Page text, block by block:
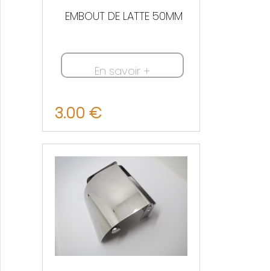
EMBOUT DE LATTE 50MM
En savoir +
3.00 €
Nous contacter